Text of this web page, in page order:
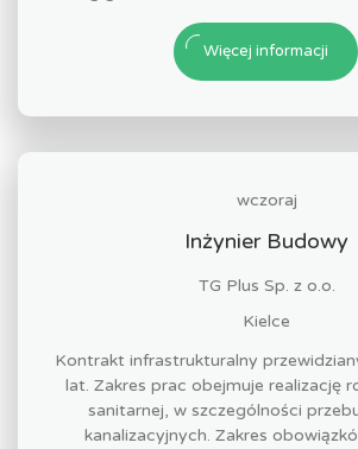
Więcej informacji
wczoraj
Inżynier Budowy
TG Plus Sp. z o.o.
Kielce
Kontrakt infrastrukturalny
lat. Zakres prac obejmuje realizację
sanitarnej, w szczególności
kanalizacyjnych. Zakres